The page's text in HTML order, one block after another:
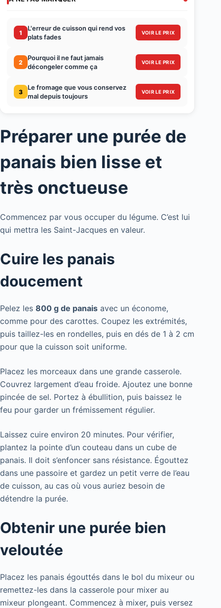
1
L'erreur de cuisson qui rend vos
plats fades
VOIR LE PRIX
2
Pourquoi il ne faut jamais
décongeler comme ça
VOIR LE PRIX
3
Le fromage que vous conservez
mal depuis toujours
VOIR LE PRIX
Préparer une purée de
panais bien lisse et
très onctueuse
Commencez par vous occuper du légume. C’est lui
qui mettra les Saint-Jacques en valeur.
Cuire les panais
doucement
Pelez les 800 g de panais avec un économe,
comme pour des carottes. Coupez les extrémités,
puis taillez-les en rondelles, puis en dés de 1 à 2 cm
pour que la cuisson soit uniforme.
Placez les morceaux dans une grande casserole.
Couvrez largement d’eau froide. Ajoutez une bonne
pincée de sel. Portez à ébullition, puis baissez le
feu pour garder un frémissement régulier.
Laissez cuire environ 20 minutes. Pour vérifier,
plantez la pointe d’un couteau dans un cube de
panais. Il doit s’enfoncer sans résistance. Égouttez
dans une passoire et gardez un petit verre de l’eau
de cuisson, au cas où vous auriez besoin de
détendre la purée.
Obtenir une purée bien
veloutée
Placez les panais égouttés dans le bol du mixeur ou
remettez-les dans la casserole pour mixer au
mixeur plongeant. Commencez à mixer, puis versez